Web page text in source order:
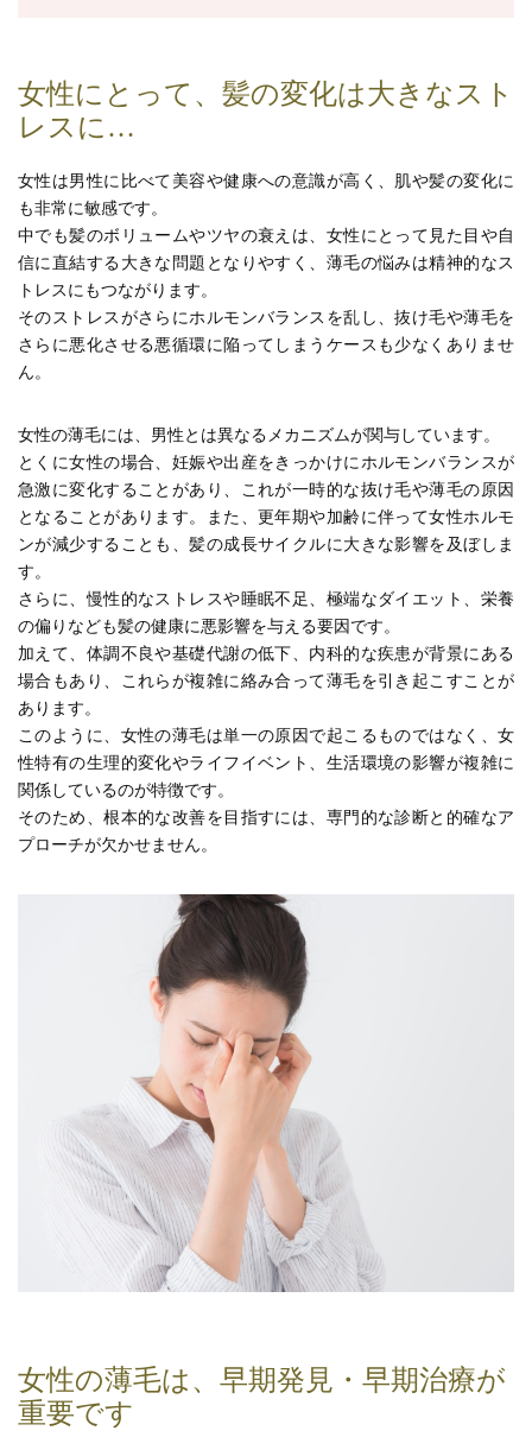
女性にとって、髪の変化は大きなスト
レスに…
女性は男性に比べて美容や健康への意識が高く、肌や髪の変化に
も非常に敏感です。
中でも髪のボリュームやツヤの衰えは、女性にとって見た目や自
信に直結する大きな問題となりやすく、薄毛の悩みは精神的なス
トレスにもつながります。
そのストレスがさらにホルモンバランスを乱し、抜け毛や薄毛を
さらに悪化させる悪循環に陥ってしまうケースも少なくありませ
ん。
女性の薄毛には、男性とは異なるメカニズムが関与しています。
とくに女性の場合、妊娠や出産をきっかけにホルモンバランスが
急激に変化することがあり、これが一時的な抜け毛や薄毛の原因
となることがあります。また、更年期や加齢に伴って女性ホルモ
ンが減少することも、髪の成長サイクルに大きな影響を及ぼしま
す。
さらに、慢性的なストレスや睡眠不足、極端なダイエット、栄養
の偏りなども髪の健康に悪影響を与える要因です。
加えて、体調不良や基礎代謝の低下、内科的な疾患が背景にある
場合もあり、これらが複雑に絡み合って薄毛を引き起こすことが
あります。
このように、女性の薄毛は単一の原因で起こるものではなく、女
性特有の生理的変化やライフイベント、生活環境の影響が複雑に
関係しているのが特徴です。
そのため、根本的な改善を目指すには、専門的な診断と的確なア
プローチが欠かせません。
女性の薄毛は、早期発見・早期治療が
重要です